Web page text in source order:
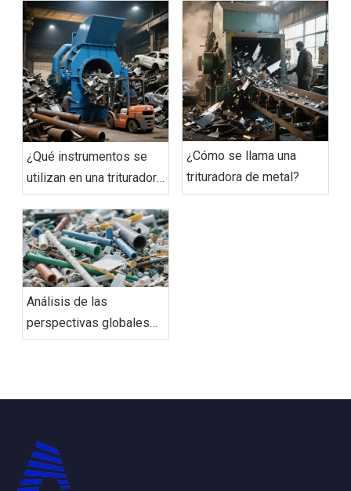
¿Qué instrumentos se
utilizan en una trituradora
de metal?
¿Cómo se llama una
trituradora de metal?
Análisis de las
perspectivas globales
del reciclaje y trituración